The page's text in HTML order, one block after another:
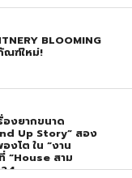
BLOOMING
ณฑ์ใหม่!
องยากขนาด
Up Story” สอง
งโต ใน “งาน
“House สาม